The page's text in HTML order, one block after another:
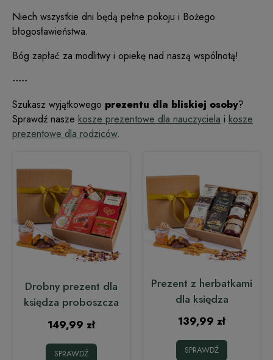
Niech wszystkie dni będą pełne pokoju i Bożego
błogosławieństwa.
Bóg zapłać za modlitwy i opiekę nad naszą wspólnotą!
-----
Szukasz wyjątkowego prezentu dla bliskiej osoby?
Sprawdź nasze kosze prezentowe dla nauczyciela i kosze
prezentowe dla rodziców.
Drobny prezent dla
księdza proboszcza
149,99 zł
SPRAWDŹ
Prezent z herbatkami
dla księdza
139,99 zł
SPRAWDŹ